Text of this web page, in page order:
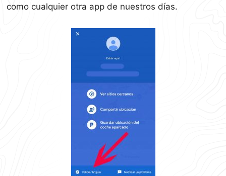
como cualquier otra app de nuestros días.